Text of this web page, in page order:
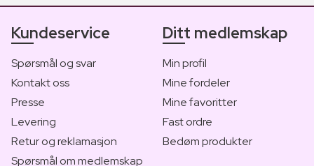
Kundeservice
Spørsmål og svar
Kontakt oss
Presse
Levering
Retur og reklamasjon
Spørsmål om medlemskap
Ditt medlemskap
Min profil
Mine fordeler
Mine favoritter
Fast ordre
Bedøm produkter